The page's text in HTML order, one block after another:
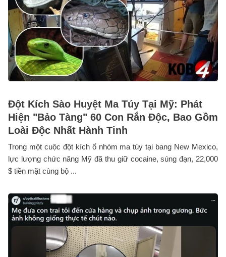
Đột Kích Sào Huyệt Ma Túy Tại Mỹ: Phát
Hiện "Bảo Tàng" 60 Con Rắn Độc, Bao Gồm
Loài Độc Nhất Hành Tinh
Trong một cuộc đột kích ổ nhóm ma túy tại bang New Mexico,
lực lượng chức năng Mỹ đã thu giữ cocaine, súng đạn, 22,000
$ tiền mặt cùng bộ ...